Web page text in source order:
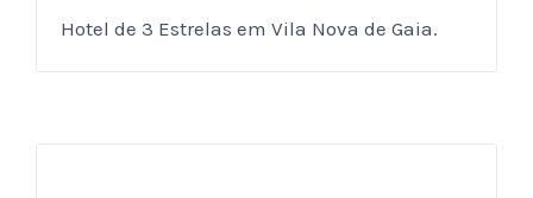
Hotel de 3 Estrelas em Vila Nova de Gaia.